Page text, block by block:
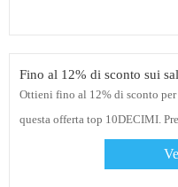
Fino al 12% di sconto sui
Ottieni fino al 12% di sconto
questa offerta top 10DECIMI.